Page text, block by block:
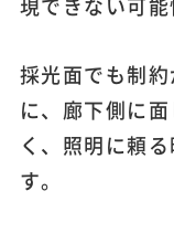
採光面でも制
に、廊下側に
く、照明に頼
す。